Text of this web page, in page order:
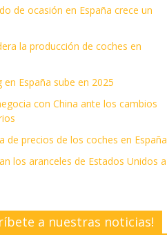
de ocasión en España crece un
la producción de coches en
en España sube en 2025
con China ante los cambios
de precios de los coches en España
los aranceles de Estados Unidos a
a nuestras noticias!